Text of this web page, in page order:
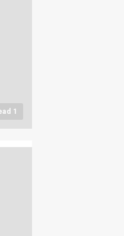
1 min read